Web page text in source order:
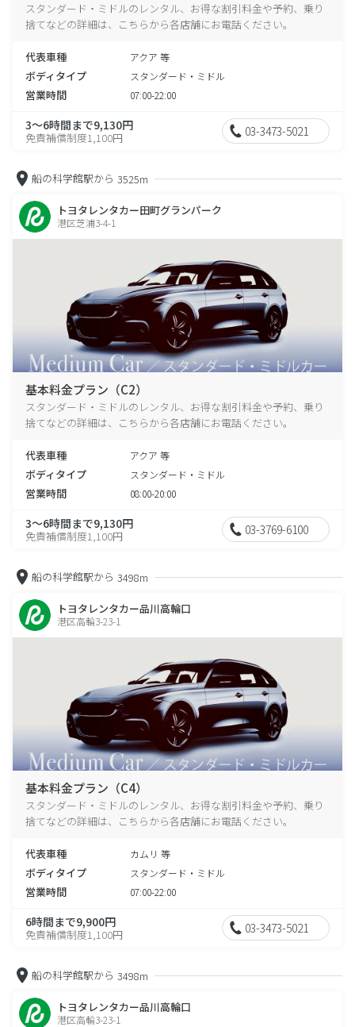
スタンダード・ミドルのレンタル、お得な割引料金や予約、乗り
捨てなどの詳細は、こちらから各店舗にお電話ください。
代表車種 アクア 等
ボディタイプ スタンダード・ミドル
営業時間 07:00-22:00
3～6時間まで9,130円
免責補償制度1,100円 03-3473-5021
船の科学館駅から 3525m
トヨタレンタカー田町グランパーク
港区芝浦3-4-1
基本料金プラン（C2）
スタンダード・ミドルのレンタル、お得な割引料金や予約、乗り
捨てなどの詳細は、こちらから各店舗にお電話ください。
代表車種 アクア 等
ボディタイプ スタンダード・ミドル
営業時間 08:00-20:00
3～6時間まで9,130円
免責補償制度1,100円 03-3769-6100
船の科学館駅から 3498m
トヨタレンタカー品川高輪口
港区高輪3-23-1
基本料金プラン（C4）
スタンダード・ミドルのレンタル、お得な割引料金や予約、乗り
捨てなどの詳細は、こちらから各店舗にお電話ください。
代表車種 カムリ 等
ボディタイプ スタンダード・ミドル
営業時間 07:00-22:00
6時間まで9,900円
免責補償制度1,100円 03-3473-5021
船の科学館駅から 3498m
トヨタレンタカー品川高輪口
港区高輪3-23-1